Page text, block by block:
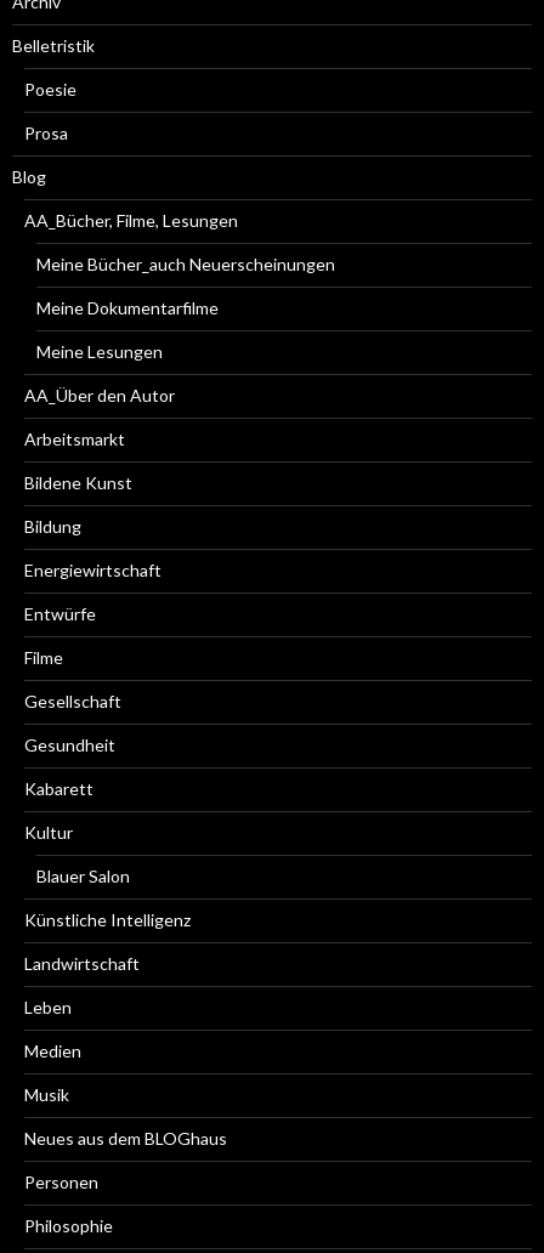
Belletristik
Poesie
Prosa
Blog
AA_Bücher, Filme, Lesungen
Meine Bücher_auch Neuerscheinungen
Meine Dokumentarfilme
Meine Lesungen
AA_Über den Autor
Arbeitsmarkt
Bildene Kunst
Bildung
Energiewirtschaft
Entwürfe
Filme
Gesellschaft
Gesundheit
Kabarett
Kultur
Blauer Salon
Künstliche Intelligenz
Landwirtschaft
Leben
Medien
Musik
Neues aus dem BLOGhaus
Personen
Philosophie